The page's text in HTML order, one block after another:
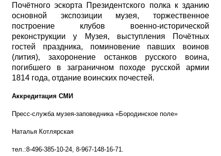
Почётного эскорта Президентского полка к зданию
основной экспозиции музея, торжественное
построение клубов военно-исторической
реконструкции у Музея, выступления Почётных
гостей праздника, поминовение павших воинов
(лития), захоронение останков русского воина,
погибшего в заграничном походе русской армии
1814 года, отдание воинских почестей.
Аккредитация СМИ
Пресс-служба музея-заповедника «Бородинское поле»
Наталья Котлярская
тел.:8-496-385-10-24, 8-967-148-16-71.